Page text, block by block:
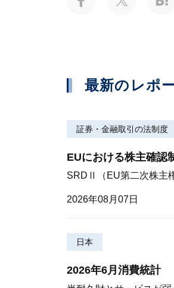
最新のレポ
証券・金融取引の法制度
EUにおける株主確認
SRDⅡ（EU第二次株主
2026年08月07日
日本
2026年6月消費統計